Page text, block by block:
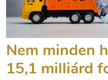
Nem minden
15,1 milliárd